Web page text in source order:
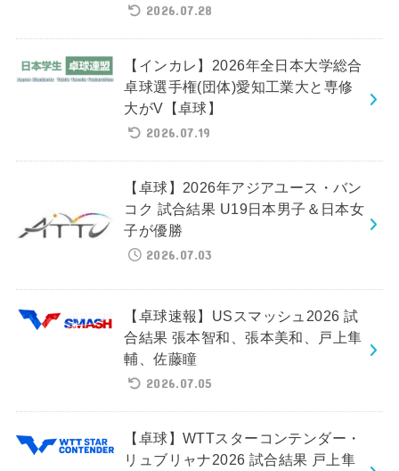
2026.07.28
【インカレ】2026年全日本大学総合
卓球選手権(団体)愛知工業大と専修
大がV【卓球】
2026.07.19
【卓球】2026年アジアユース・バン
コク 試合結果 U19日本男子＆日本女
子が優勝
2026.07.03
【卓球速報】USスマッシュ2026 試
合結果 張本智和、張本美和、戸上隼
輔、佐藤瞳
2026.07.05
【卓球】WTTスターコンテンダー・
リュブリャナ2026 試合結果 戸上隼